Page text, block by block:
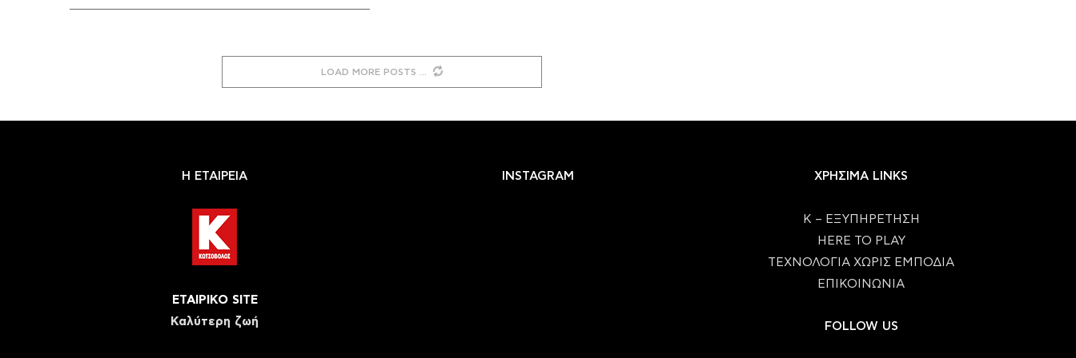
LOAD MORE POSTS
Η ΕΤΑΙΡΕΙΑ
ΕΤΑΙΡΙΚΟ SITE
Καλύτερη ζωή
INSTAGRAM ΧΡΗΣΙΜΑ LINKS
Κ – ΕΞΥΠΗΡΕΤΗΣΗ
HERE TO PLAY
ΤΕΧΝΟΛΟΓΙΑ ΧΩΡΙΣ ΕΜΠΟΔΙΑ
ΕΠΙΚΟΙΝΩΝΙΑ
FOLLOW US